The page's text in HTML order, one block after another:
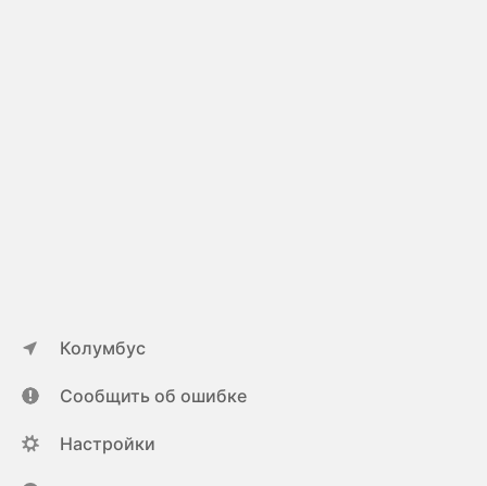
Колумбус
Сообщить об ошибке
Настройки